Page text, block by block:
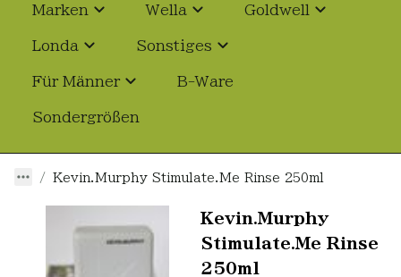
Marken Wella Goldwell
Londa Sonstiges
Für Männer B-Ware
Sondergrößen
Kevin.Murphy Stimulate.Me Rinse 250ml
Kevin.Murphy
Stimulate.Me Rinse
250ml